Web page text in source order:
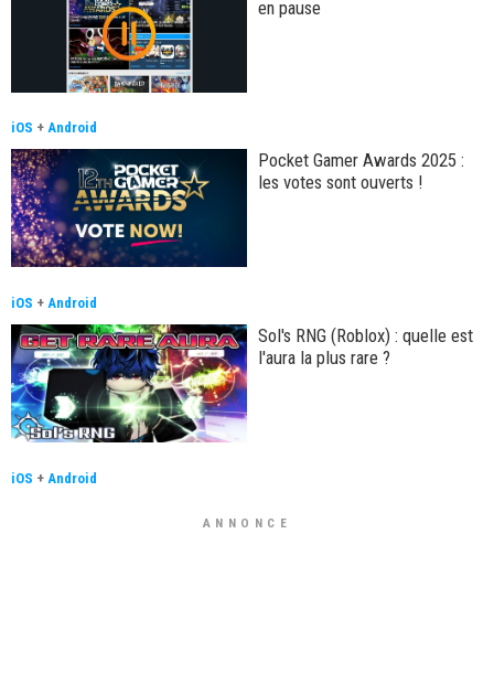
en pause
iOS + Android
Pocket Gamer Awards 2025 :
les votes sont ouverts !
iOS + Android
Sol's RNG (Roblox) : quelle est
l'aura la plus rare ?
iOS + Android
ANNONCE